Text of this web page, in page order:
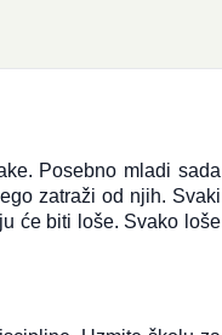
Posebno mladi sada
zatraži od njih. Svaki
će biti loše. Svako loše